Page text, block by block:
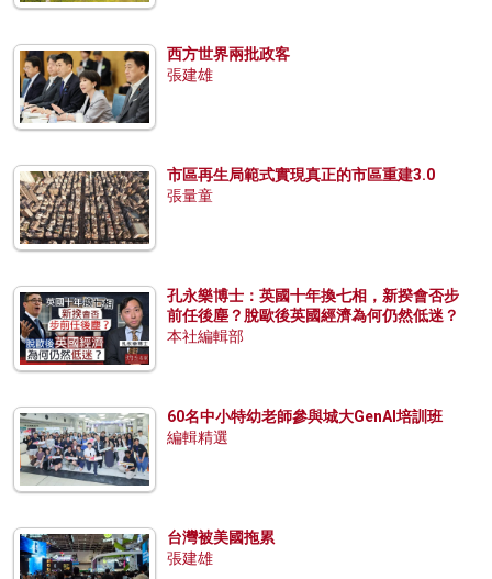
西方世界兩批政客
張建雄
市區再生局範式實現真正的市區重建3.0
張量童
孔永樂博士：英國十年換七相，新揆會否步
前任後塵？脫歐後英國經濟為何仍然低迷？
本社編輯部
60名中小特幼老師參與城大GenAI培訓班
編輯精選
台灣被美國拖累
張建雄